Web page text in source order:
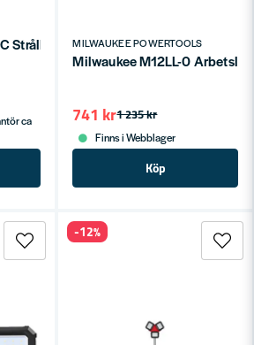
Strålkastare Bluetooth 18V (1900 lumen)
ca
MILWAUKEE POWERTOOLS
Milwaukee M12LL-0
1 235 kr
741 kr
Finns i Webblager
Köp
-12%